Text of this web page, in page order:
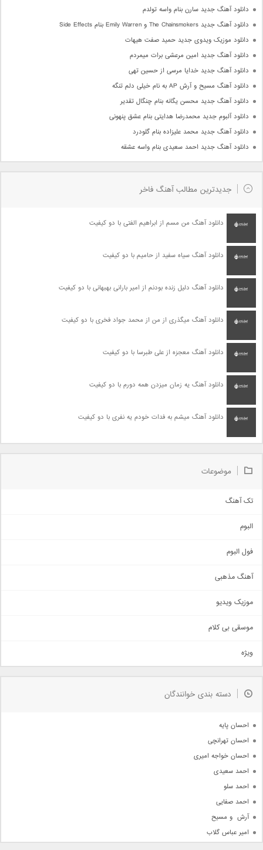
دانلود آهنگ جدید سارن بنام واسه تولدم
دانلود آهنگ جدید The Chainsmokers و Emily Warren بنام Side Effects
دانلود موزیک ویدوی جدید حمید صفت هیهات
دانلود آهنگ جدید امین مرعشی برات میمردم
دانلود آهنگ جدید خدایا مرسی از حسین تهی
دانلود آهنگ مسیح و آرش AP به نام خیلی دلم تنگه
دانلود آهنگ جدید محسن یگانه بنام چنگال تقدیر
دانلود آلبوم جدید محمدرضا هدایتی بنام عشق پنهونی
دانلود آهنگ جدید محمد علیزاده بنام گلودرد
دانلود آهنگ جدید احمد سعیدی بنام واسه عشقه
جدیدترین مطالب آهنگ فاخر
دانلود آهنگ من مسم از ابراهیم الفتی با دو کیفیت
دانلود آهنگ سیاه سفید از حامیم با دو کیفیت
دانلود آهنگ دلیل زنده بودنم از امیر بارانی بهبهانی با دو کیفیت
دانلود آهنگ میگذری از من از محمد جواد فخری با دو کیفیت
دانلود آهنگ معجزه از علی طبرسا با دو کیفیت
دانلود آهنگ یه زمان میزدن همه دورم با دو کیفیت
دانلود آهنگ میشم به فدات خودم یه نفری با دو کیفیت
موضوعات
تک آهنگ
اجتماعی
حماسی
سنتی
اهنگ بندرعباسی
دمو
مذهبی
جدیدترین ها
البوم
فول البوم
آهنگ مذهبی
موزیک ویدیو
موسقی بی کلام
ویژه
دسته بندی خوانندگان
احسان پایه
احسان تهرانچی
احسان خواجه امیری
احمد سعیدی
احمد سلو
احمد صفایی
آرش  و مسیح
امیر عباس گلاب